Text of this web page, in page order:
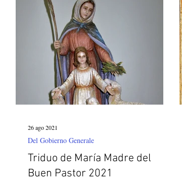
Triduo de María Madre del
Buen Pastor 2021
Del Gobierno Generale
26 ago 2021